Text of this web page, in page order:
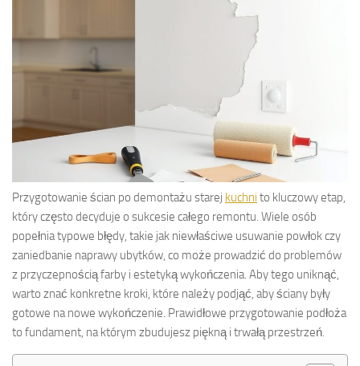
Przygotowanie ścian po demontażu starej kuchni to kluczowy etap,
który często decyduje o sukcesie całego remontu. Wiele osób
popełnia typowe błędy, takie jak niewłaściwe usuwanie powłok czy
zaniedbanie naprawy ubytków, co może prowadzić do problemów
z przyczepnością farby i estetyką wykończenia. Aby tego uniknąć,
warto znać konkretne kroki, które należy podjąć, aby ściany były
gotowe na nowe wykończenie. Prawidłowe przygotowanie podłoża
to fundament, na którym zbudujesz piękną i trwałą przestrzeń.